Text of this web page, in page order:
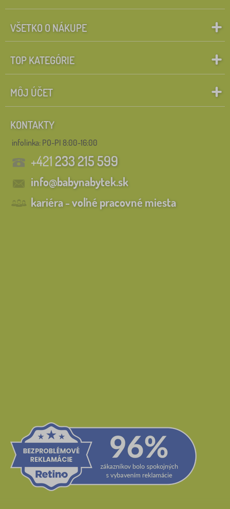
VŠETKO O NÁKUPE
TOP KATEGÓRIE
MÔJ ÚČET
KONTAKTY
infolinka: PO-PI 8:00-16:00
+421233 215 599
info@babynabytek.sk
kariéra - voľné pracovné miesta